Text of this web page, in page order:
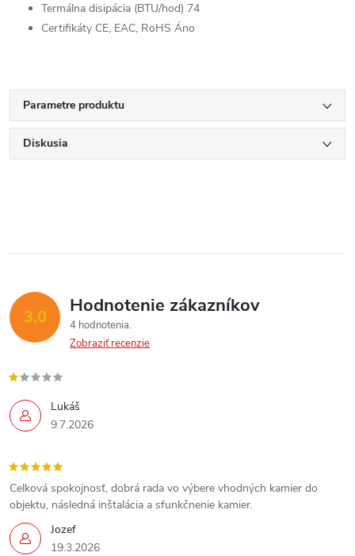
Termálna disipácia (BTU/hod) 74
Certifikáty CE, EAC, RoHS Áno
Parametre produktu
Diskusia
3,0 Hodnotenie zákazníkov
4 hodnotenia
Zobraziť recenzie
Lukáš
9.7.2026
Jozef
19.3.2026
Celková spokojnosť, dobrá rada vo výbere vhodných kamier do
objektu, následná inštalácia a sfunkčnenie kamier.